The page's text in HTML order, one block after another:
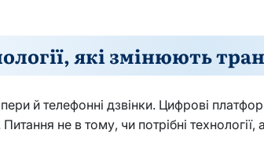
які змінюють
й телефонні дзвінки. Цифрові
не в тому, чи потрібні